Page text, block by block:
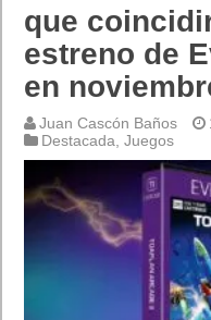
que
estreno de
en
Juan Cascón Baños
Destacada ,Juegos